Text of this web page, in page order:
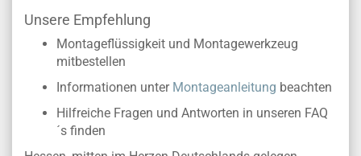
Unsere Empfehlung
Montageflüssigkeit und Montagewerkzeug
mitbestellen
Informationen unter Montageanleitung beachten
Hilfreiche Fragen und Antworten in unseren FAQ
´s finden